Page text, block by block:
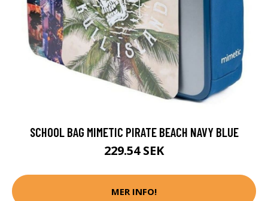
SCHOOL BAG MIMETIC PIRATE BEACH NAVY BLUE
229.54 SEK
MER INFO!